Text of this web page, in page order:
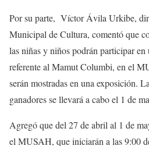
Por su parte, Víctor Ávila Urkibe,
Municipal de Cultura, comentó que
las niñas y niños podrán participar
referente al Mamut Columbi, en el
serán mostradas en una exposición.
ganadores se llevará a cabo el 1 de
Agregó que del 27 de abril al 1 de
el MUSAH, que iniciarán a las 9:00